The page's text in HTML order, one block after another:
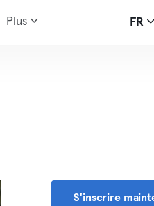
Plus FR
S'inscrire